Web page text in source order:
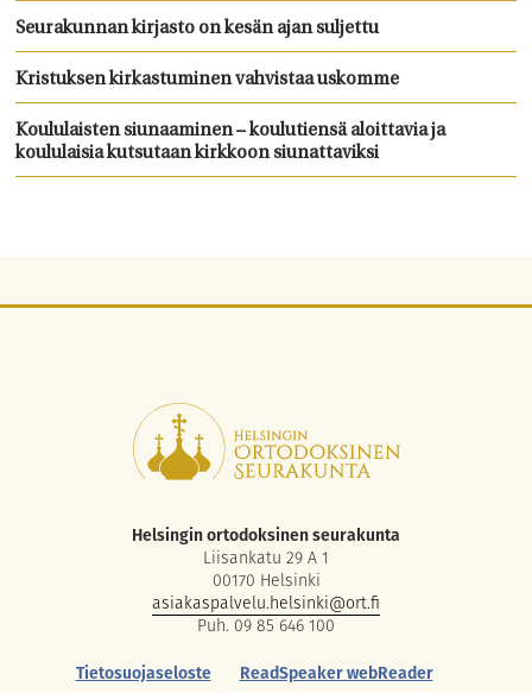
Seurakunnan kirjasto on kesän ajan suljettu
Kristuksen kirkastuminen vahvistaa uskomme
Koululaisten siunaaminen – koulutiensä aloittavia ja
koululaisia kutsutaan kirkkoon siunattaviksi
Helsingin ortodoksinen seurakunta
Liisankatu 29 A 1
00170 Helsinki
asiakaspalvelu.helsinki@ort.fi
Puh. 09 85 646 100
Tietosuojaseloste
ReadSpeaker webReader